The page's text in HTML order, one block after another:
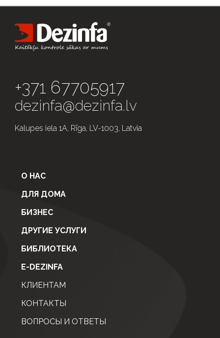
+371 67705917
dezinfa@dezinfa.lv
Kalupes iela 1A, Rīga, LV-1003, Latvia
О НАС
ДЛЯ ДОМА
БИЗНЕС
ДРУГИЕ УСЛУГИ
БИБЛИОТЕКА
E-DEZINFA
КЛИЕНТАМ
КОНТАКТЫ
ВОПРОСЫ И ОТВЕТЫ